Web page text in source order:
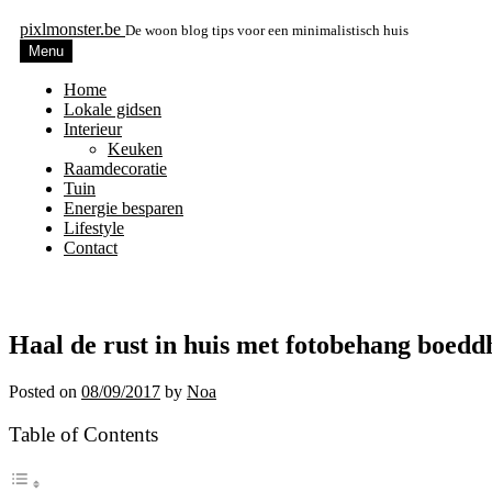
pixlmonster.be De woon blog tips voor een minimalistisch huis
Menu
Home
Lokale gidsen
Interieur
Keuken
Raamdecoratie
Tuin
Energie besparen
Lifestyle
Contact
Haal de rust in huis met fotobehang
Posted on 08/09/2017 by Noa
Table of Contents